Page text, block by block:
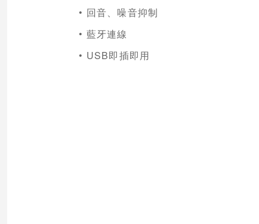
• 回音、噪音抑制
• 藍牙連線
• USB即插即用